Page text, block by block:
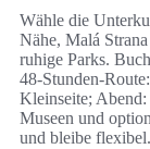
Wähle die
Nähe, Malá
ruhige Parks.
48-Stunden-
Kleinseite;
Museen und
und bleibe flexibel.